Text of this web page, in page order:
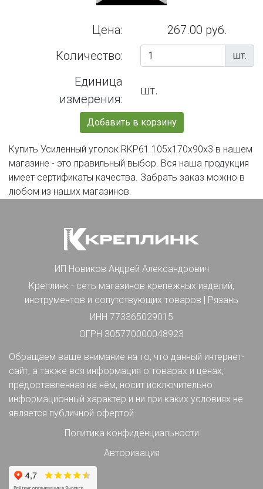
Цена:
267.00 руб.
Количество:
шт.
Единица
измерения:
шт.
Добавить в корзину
Купить Усиленный уголок RKP61 105х170х90х3 в нашем
магазине - это правильный выбор. Вся наша продукция
имеет сертификаты качества. Забрать заказ можно в
любом из наших магазинов.
ИП Новиков Андрей Александрович
Креплинк - сеть магазинов крепежных изделий,
инструментов и сопутствующих товаров | Рязань
ИНН 773365029015
ОГРН 305770000048923
Обращаем ваше внимание на то, что данный интернет-
сайт, а также вся информация о товарах и ценах,
предоставленная на нём, носит исключительно
информационный характер и ни при каких условиях не
является публичной офертой.
Политика конфиденциальности
Авторизация